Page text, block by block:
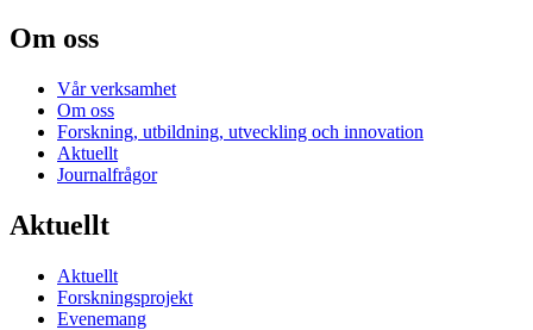
Om oss
Vår verksamhet
Om oss
Forskning, utbildning, utveckling och innovation
Aktuellt
Journalfrågor
Aktuellt
Aktuellt
Forskningsprojekt
Evenemang